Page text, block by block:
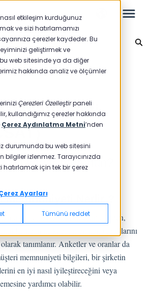
etkileşim kurduğunuz
ve sizi hatırlamamızı
çerezler kaydeder. Bu
geliştirmek ve
web sitesinde ya da diğer
hakkında analiz ve ölçümler
Çerezleri Özelleştirpaneli
kullandığımız çerezler hakkında
Çerez Aydınlatma Metni’nden
durumunda bu web sitesini
bilgiler izlenmez. Tarayıcınızda
için tek bir çerez
Ayarları
Tümünü reddet
İçin
ne kadar memnun?
Memnuniyeti Nedir ?
müşterilerin bir şirketin ürünlerinden,
ne kadar memnun olduklarını
tanımlanır. Anketler ve oranlar da
memnuniyeti bilgileri, bir şirketin
en iyi nasıl iyileştireceğini veya
yardımcı olabilir.